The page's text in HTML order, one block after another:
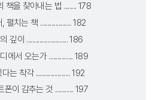
을 찾아내는 법 ......... 178
치는 책 ...................... 182
이 ............................. 186
서 오는가 ................. 189
착각 ........................ 192
이 감추는 것 ............. 197